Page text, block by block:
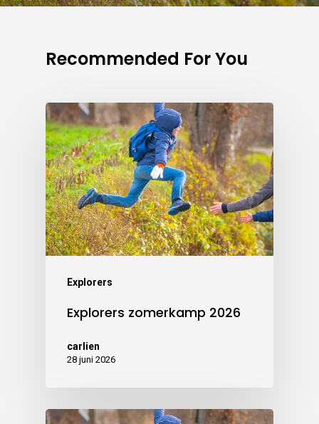
Recommended For You
Explorers
Explorers zomerkamp 2026
carlien
28 juni 2026